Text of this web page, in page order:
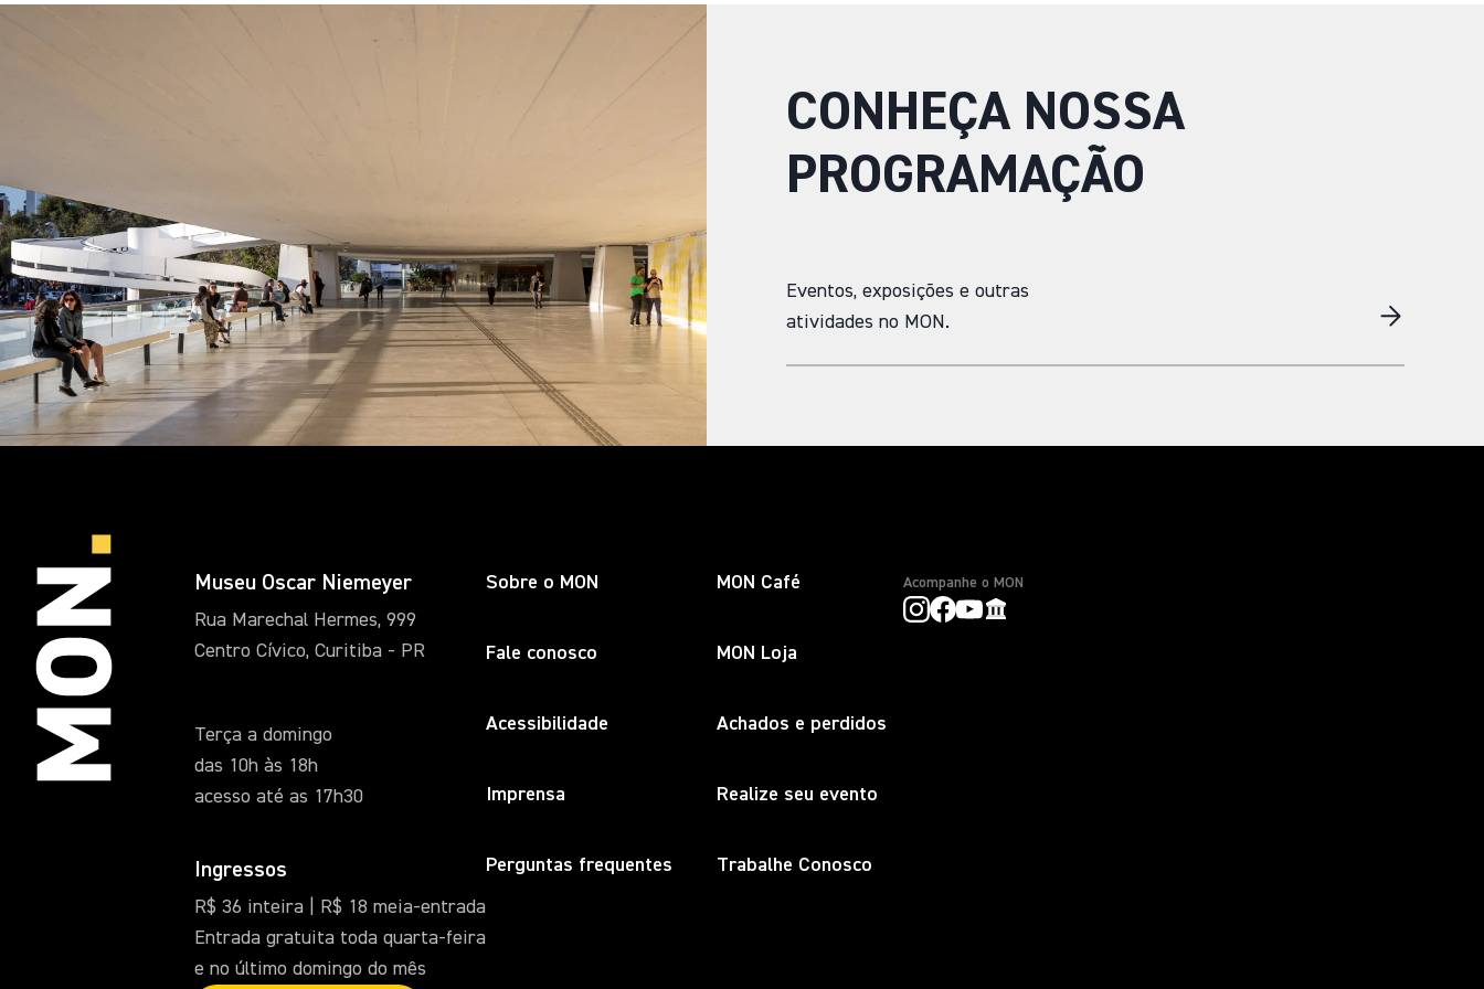
CONHEÇA NOSSA
PROGRAMAÇÃO
Eventos, exposições e outras
atividades no MON.
Museu Oscar Niemeyer
Rua Marechal Hermes, 999
Centro Cívico, Curitiba - PR
Terça a domingo
das 10h às 18h
acesso até as 17h30
Ingressos
R$ 36 inteira | R$ 18 meia-entrada
Entrada gratuita toda quarta-feira
e no último domingo do mês
Sobre o MON
Fale conosco
Acessibilidade
Imprensa
Perguntas frequentes
MON Café
MON Loja
Achados e perdidos
Realize seu evento
Trabalhe Conosco
Acompanhe o MON